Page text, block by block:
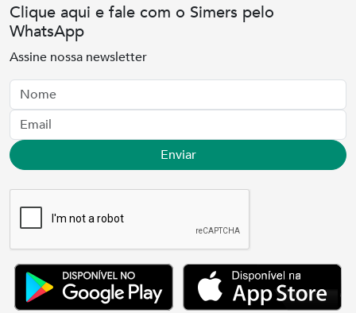
Clique aqui e fale com o Simers pelo
WhatsApp
Assine nossa newsletter
Nome
Email
Enviar